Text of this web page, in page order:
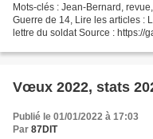
Mots-clés : Jean-Bernard,
Guerre de 14, Lire les articles :
lettre du soldat Source : https://
Vœux 2022, stats
Publié le 01/01/2022 à 17:03
Par 87DIT